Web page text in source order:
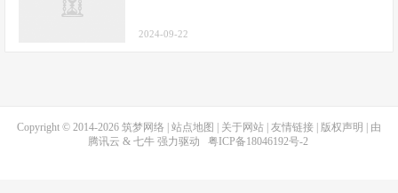
2024-09-22
Copyright © 2014-2026 筑梦网络 站点地图 关于网站 友情链接 版权声明
| 由
腾讯云 & 七牛强力驱动 粤ICP备18046192号-2